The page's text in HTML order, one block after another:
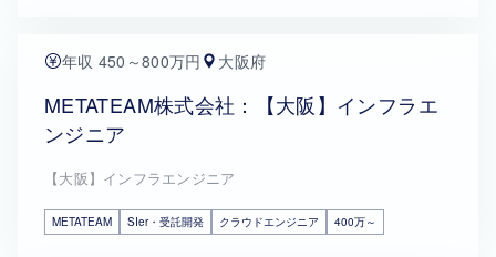
年収 450～800万円 大阪府
METATEAM株式会社：【大阪】インフラエ
ンジニア
【大阪】インフラエンジニア
METATEAM SIer・受託開発 クラウドエンジニア 400万～